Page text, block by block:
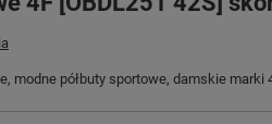
modne półbuty sportowe, damskie marki